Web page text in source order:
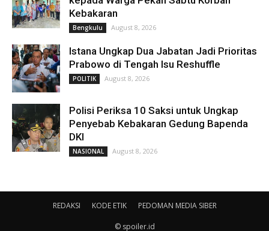
Kebakaran
Bengkulu August 8, 2026
Istana Ungkap Dua Jabatan Jadi Prioritas
Prabowo di Tengah Isu Reshuffle
POLITIK August 8, 2026
Polisi Periksa 10 Saksi untuk Ungkap
Penyebab Kebakaran Gedung Bapenda
DKI
NASIONAL August 8, 2026
REDAKSI KODE ETIK PEDOMAN MEDIA SIBER
© spoiler.id